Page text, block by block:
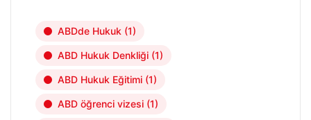
ABDde Hukuk (1)
ABD Hukuk Denkliği (1)
ABD Hukuk Eğitimi (1)
ABD öğrenci vizesi (1)